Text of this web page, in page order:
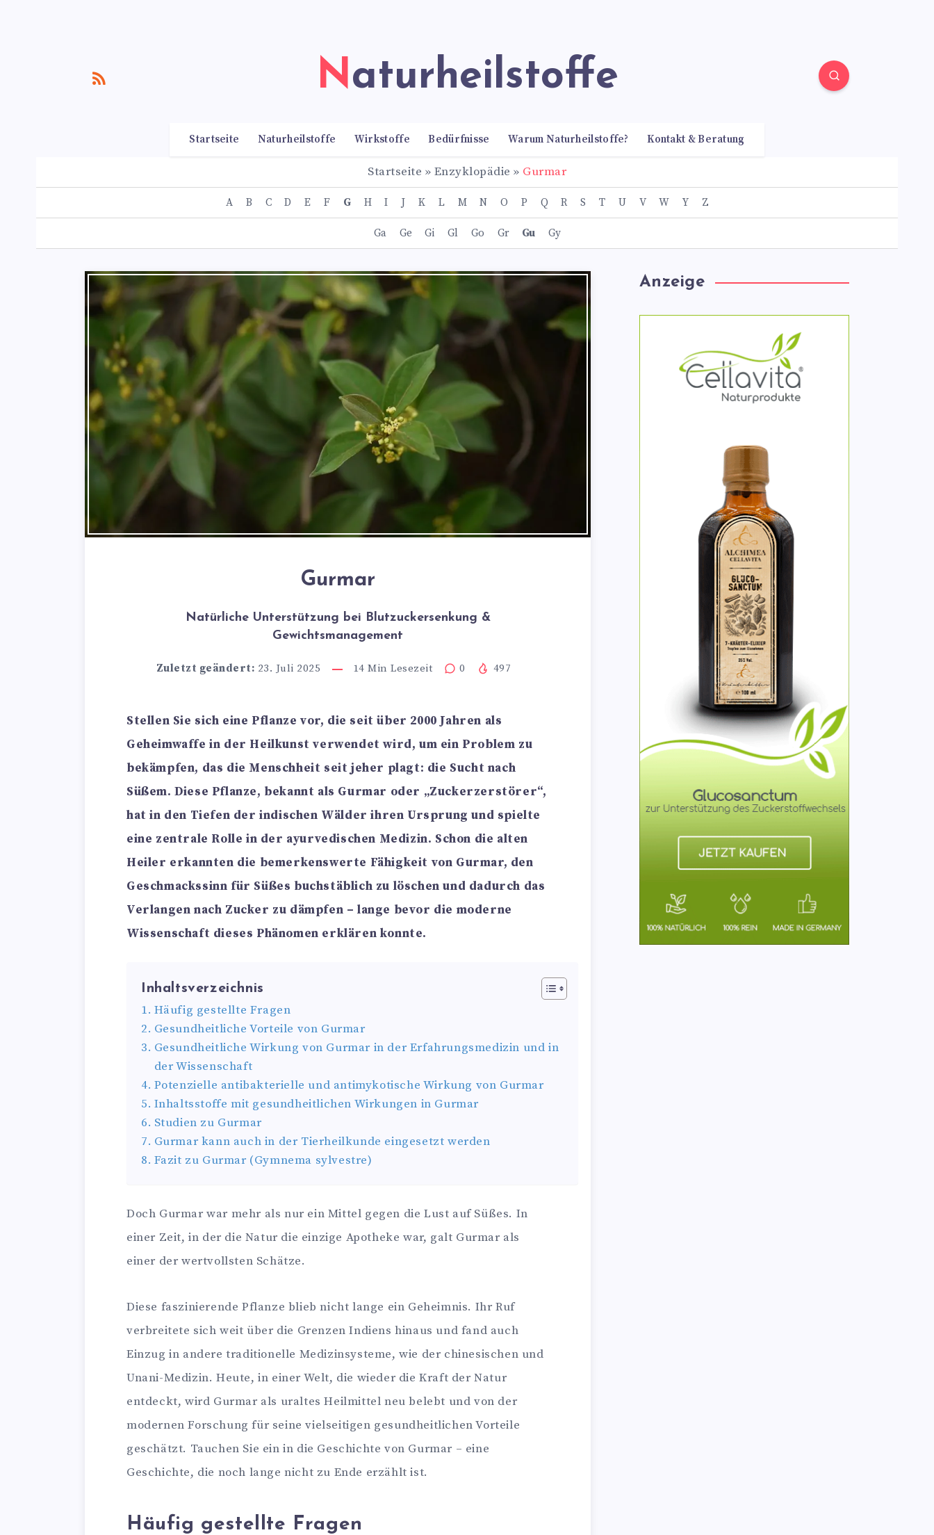
Naturheilstoffe
Startseite Naturheilstoffe Wirkstoffe Bedürfnisse Warum Naturheilstoffe? Kontakt & Beratung
Startseite » Enzyklopädie » Gurmar
A B C D E F G H I J K L M N O P Q R S T U V W Y Z
Ga Ge Gi Gl Go Gr Gu Gy
Gurmar
Natürliche Unterstützung bei Blutzuckersenkung &
Gewichtsmanagement
Zuletzt geändert: 23. Juli 2025 14 Min Lesezeit 0 497
Stellen Sie sich eine Pflanze vor, die seit über 2000 Jahren als
Geheimwaffe in der Heilkunst verwendet wird, um ein Problem zu
bekämpfen, das die Menschheit seit jeher plagt: die Sucht nach
Süßem. Diese Pflanze, bekannt als Gurmar oder „Zuckerzerstörer“,
hat in den Tiefen der indischen Wälder ihren Ursprung und spielte
eine zentrale Rolle in der ayurvedischen Medizin. Schon die alten
Heiler erkannten die bemerkenswerte Fähigkeit von Gurmar, den
Geschmackssinn für Süßes buchstäblich zu löschen und dadurch das
Verlangen nach Zucker zu dämpfen – lange bevor die moderne
Wissenschaft dieses Phänomen erklären konnte.
Inhaltsverzeichnis
Häufig gestellte Fragen
Gesundheitliche Vorteile von Gurmar
Gesundheitliche Wirkung von Gurmar in der Erfahrungsmedizin und in
der Wissenschaft
Potenzielle antibakterielle und antimykotische Wirkung von Gurmar
Inhaltsstoffe mit gesundheitlichen Wirkungen in Gurmar
Studien zu Gurmar
Gurmar kann auch in der Tierheilkunde eingesetzt werden
Fazit zu Gurmar (Gymnema sylvestre)
Doch Gurmar war mehr als nur ein Mittel gegen die Lust auf Süßes. In
einer Zeit, in der die Natur die einzige Apotheke war, galt Gurmar als
einer der wertvollsten Schätze.
Diese faszinierende Pflanze blieb nicht lange ein Geheimnis. Ihr Ruf
verbreitete sich weit über die Grenzen Indiens hinaus und fand auch
Einzug in andere traditionelle Medizinsysteme, wie der chinesischen und
Unani-Medizin. Heute, in einer Welt, die wieder die Kraft der Natur
entdeckt, wird Gurmar als uraltes Heilmittel neu belebt und von der
modernen Forschung für seine vielseitigen gesundheitlichen Vorteile
geschätzt. Tauchen Sie ein in die Geschichte von Gurmar – eine
Geschichte, die noch lange nicht zu Ende erzählt ist.
Häufig gestellte Fragen
Anzeige